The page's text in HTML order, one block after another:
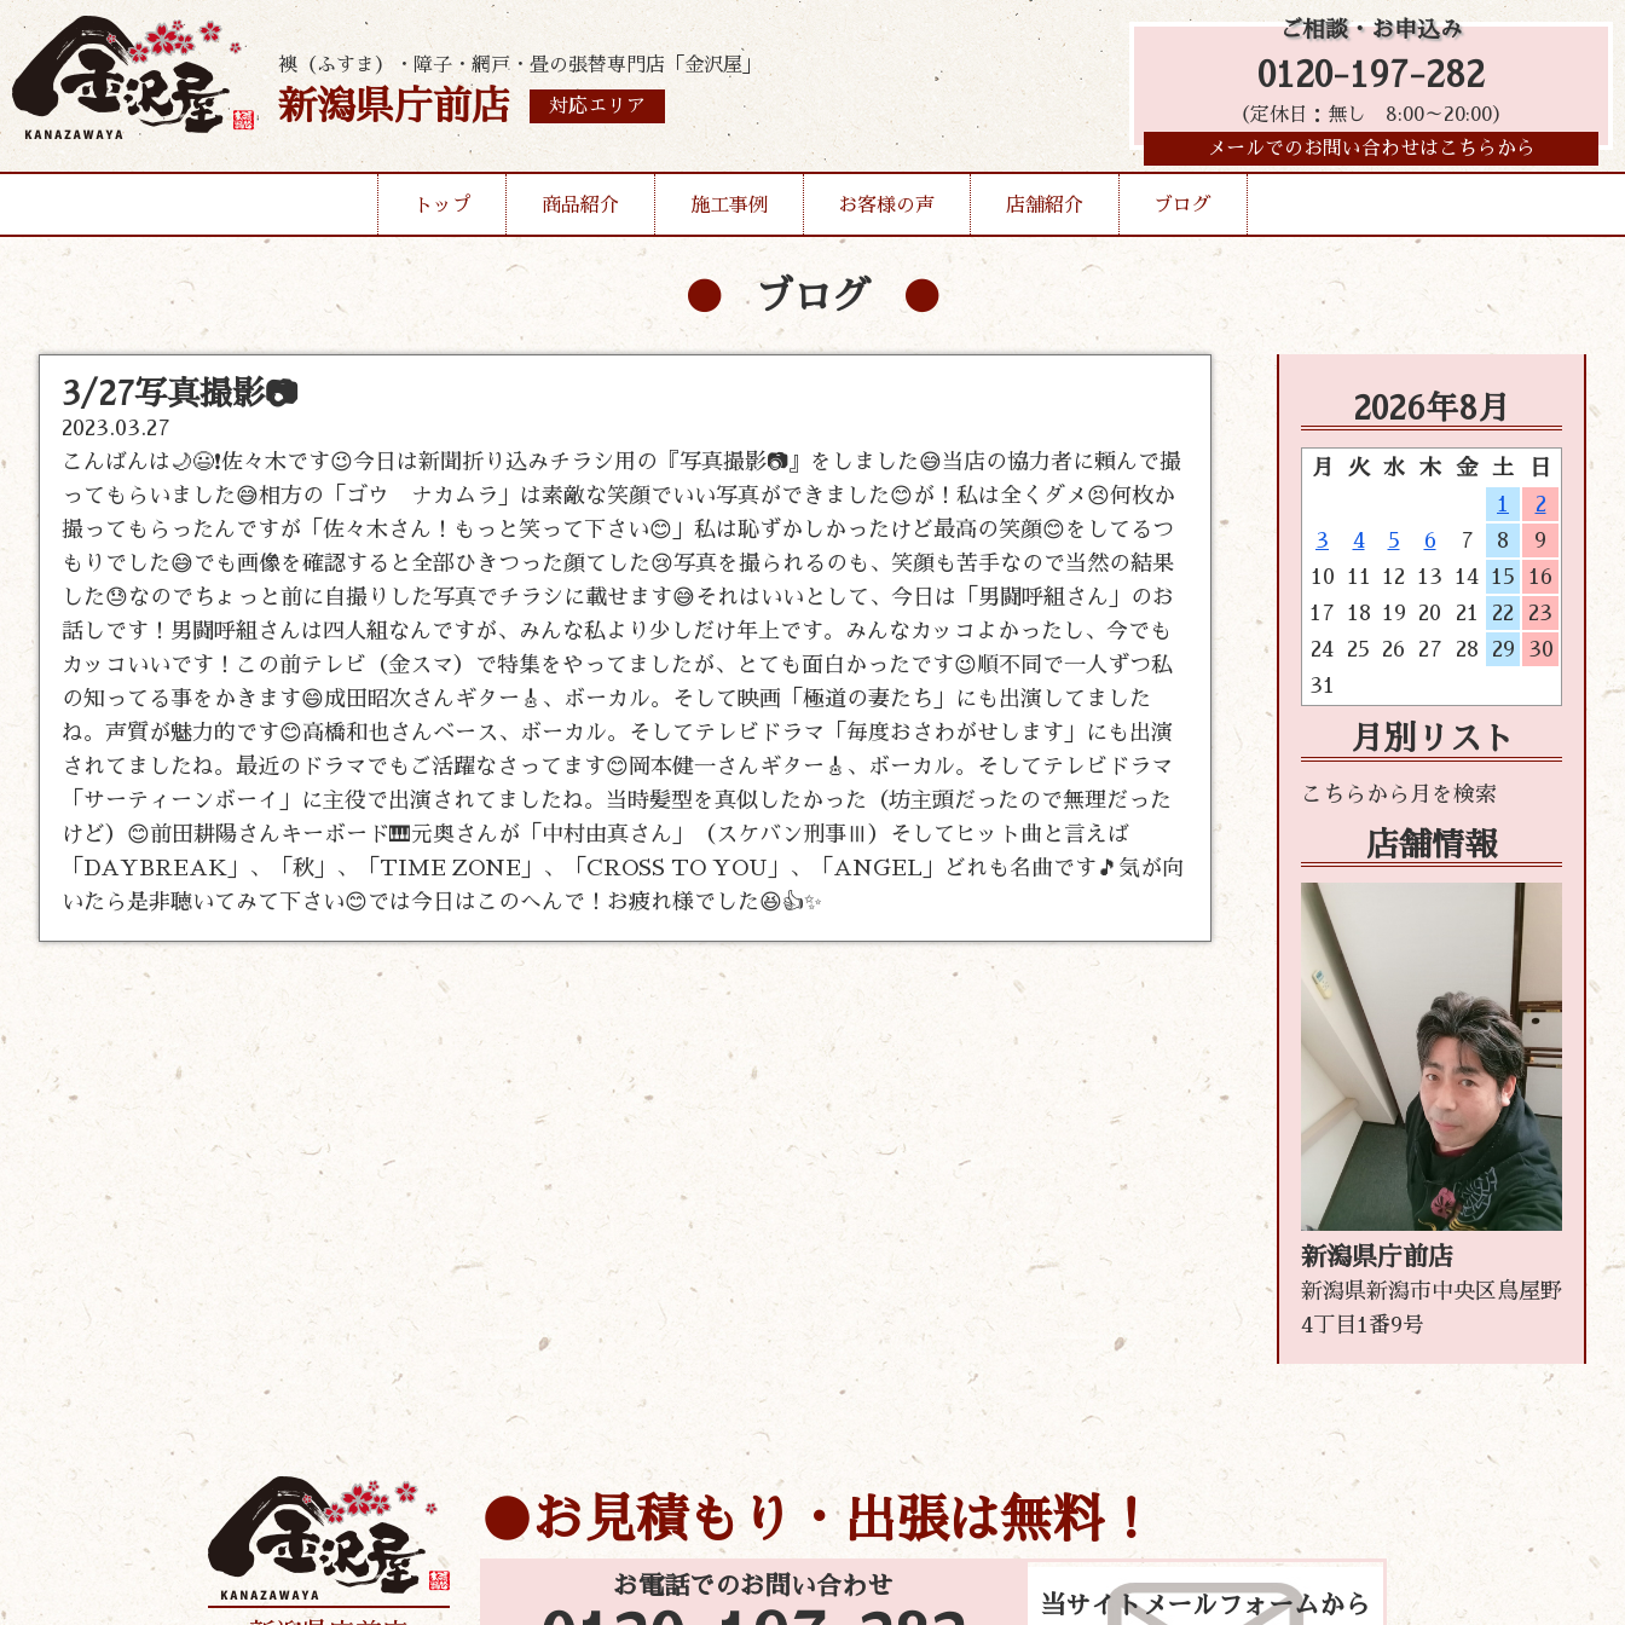
襖（ふすま）・障子・網戸・畳の張替専門店「金沢屋」
新潟県庁前店 対応エリア
ご相談・お申込み
0120-197-282
（定休日：無し 8:00～20:00）
メールでのお問い合わせはこちらから
トップ 商品紹介 施工事例 お客様の声 店舗紹介 ブログ
ブログ
3/27写真撮影📷
2023.03.27
こんばんは🌙😃❗佐々木です😉今日は新聞折り込みチラシ用の『写真撮影📷』をしました😅当店の協力者に頼んで撮
ってもらいました😅相方の「ゴウ ナカムラ」は素敵な笑顔でいい写真ができました😊が！私は全くダメ😣何枚か
撮ってもらったんですが「佐々木さん！もっと笑って下さい😊」私は恥ずかしかったけど最高の笑顔😊をしてるつ
もりでした😅でも画像を確認すると全部ひきつった顔てした😢写真を撮られるのも、笑顔も苦手なので当然の結果
した😓なのでちょっと前に自撮りした写真でチラシに載せます😅それはいいとして、今日は「男闘呼組さん」のお
話しです！男闘呼組さんは四人組なんですが、みんな私より少しだけ年上です。みんなカッコよかったし、今でも
カッコいいです！この前テレビ（金スマ）で特集をやってましたが、とても面白かったです😉順不同で一人ずつ私
の知ってる事をかきます😄成田昭次さんギター🎸、ボーカル。そして映画「極道の妻たち」にも出演してました
ね。声質が魅力的です😊高橋和也さんベース、ボーカル。そしてテレビドラマ「毎度おさわがせします」にも出演
されてましたね。最近のドラマでもご活躍なさってます😊岡本健一さんギター🎸、ボーカル。そしてテレビドラマ
「サーティーンボーイ」に主役で出演されてましたね。当時髪型を真似したかった（坊主頭だったので無理だった
けど）😊前田耕陽さんキーボード🎹元奥さんが「中村由真さん」（スケバン刑事Ⅲ）そしてヒット曲と言えば
「DAYBREAK」、「秋」、「TIME ZONE」、「CROSS TO YOU」、「ANGEL」どれも名曲です🎵気が向
いたら是非聴いてみて下さい😊では今日はこのへんで！お疲れ様でした😆👍✨
2026年8月
月 火 水 木 金 土
日
1
2
3
4 5 6 7 8
9
10
11 12 13 14 15
16
17
18 19 20 21 22
23
24
25 26 27 28 29
30
31
月別リスト
店舗情報
新潟県庁前店
新潟県新潟市中央区鳥屋野
4丁目1番9号
お見積もり・出張は無料！
お電話でのお問い合わせ
当サイトメールフォームから